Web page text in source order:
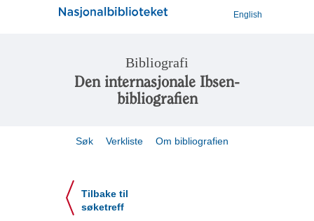
English
Bibliografi
Den internasjonale Ibsen-
bibliografien
Søk Verkliste Om bibliografien
Tilbake til
søketreff